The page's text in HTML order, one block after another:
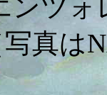
ンツ
写真は